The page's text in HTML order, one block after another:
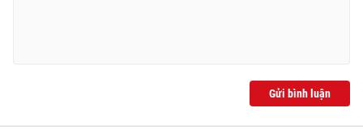
Gửi bình luận